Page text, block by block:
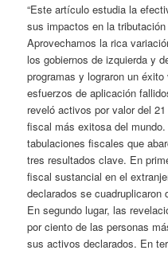
“Este artículo estudia la
sus impactos en la
Aprovechamos la rica
los gobiernos de izquierda y
programas y lograron un
esfuerzos de aplicación
reveló activos por valor del
fiscal más exitosa del
tabulaciones fiscales que
tres resultados clave. En
fiscal sustancial en el
declarados se
En segundo lugar, las
por ciento de las personas
sus activos declarados. En